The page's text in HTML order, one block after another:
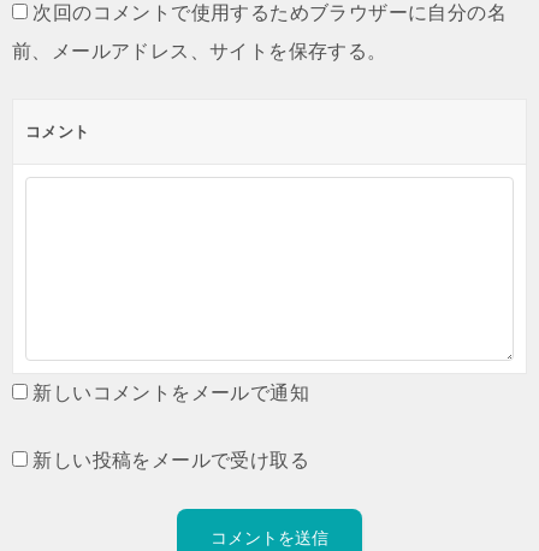
次回のコメントで使用するためブラウザーに自分の名
前、メールアドレス、サイトを保存する。
コメント
新しいコメントをメールで通知
新しい投稿をメールで受け取る